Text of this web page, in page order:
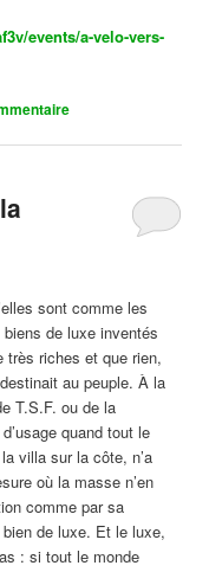
events/a-velo-vers-
sont comme les
de luxe inventés
très riches et que rien,
au peuple. À la
T.S.F. ou de la
quand tout le
villa sur la côte, n’a
où la masse n’en
comme par sa
de luxe. Et le luxe,
: si tout le monde